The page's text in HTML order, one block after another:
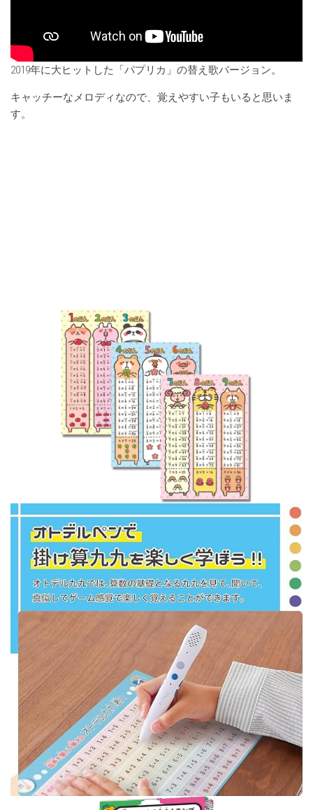
2019年に大ヒットした「パプリカ」の替え歌バージョン。
キャッチーなメロディなので、覚えやすい子もいると思いま
す。